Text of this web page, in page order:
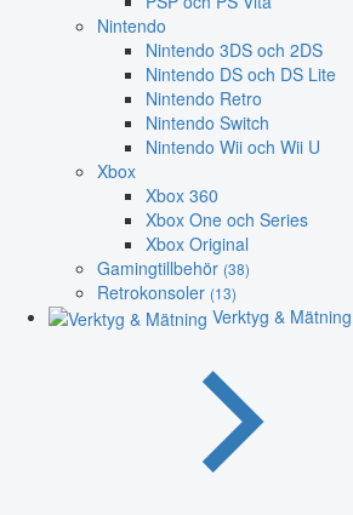
Nintendo
Nintendo 3DS och 2DS
Nintendo DS och DS Lite
Nintendo Retro
Nintendo Switch
Nintendo Wii och Wii U
Xbox
Xbox 360
Xbox One och Series
Xbox Original
Gamingtillbehör (38)
Retrokonsoler (13)
Verktyg & Mätning